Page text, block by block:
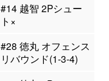
#14 越智 2Pシュー
ト×
#28 徳丸 オフェンス
リバウンド(1-3-4)